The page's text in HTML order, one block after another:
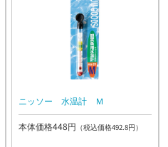
ニッソー 水温計 Ｍ
本体価格448円 （税込価格492.8円）